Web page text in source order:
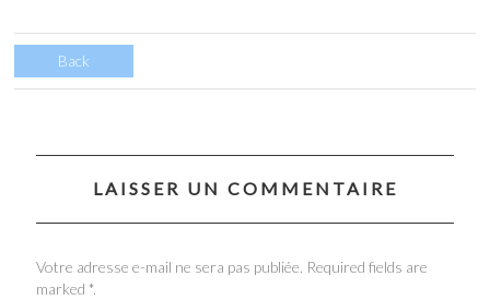
Back
LAISSER UN COMMENTAIRE
Votre adresse e-mail ne sera pas publiée. Required fields are
marked *.